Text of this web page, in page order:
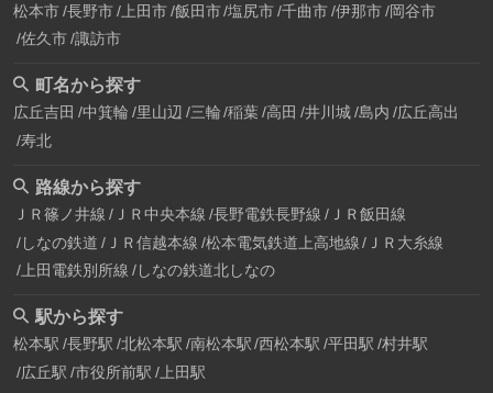
松本市 長野市 上田市 飯田市 塩尻市 千曲市 伊那市 岡谷市
佐久市 諏訪市
町名から探す
広丘吉田 中箕輪 里山辺 三輪 稲葉 高田 井川城 島内 広丘高出
寿北
路線から探す
ＪＲ篠ノ井線 ＪＲ中央本線 長野電鉄長野線 ＪＲ飯田線
しなの鉄道 ＪＲ信越本線 松本電気鉄道上高地線
ＪＲ大糸線
上田電鉄別所線 しなの鉄道北しなの
駅から探す
松本駅 長野駅 北松本駅 南松本駅 西松本駅 平田駅 村井駅
広丘駅 市役所前駅 上田駅